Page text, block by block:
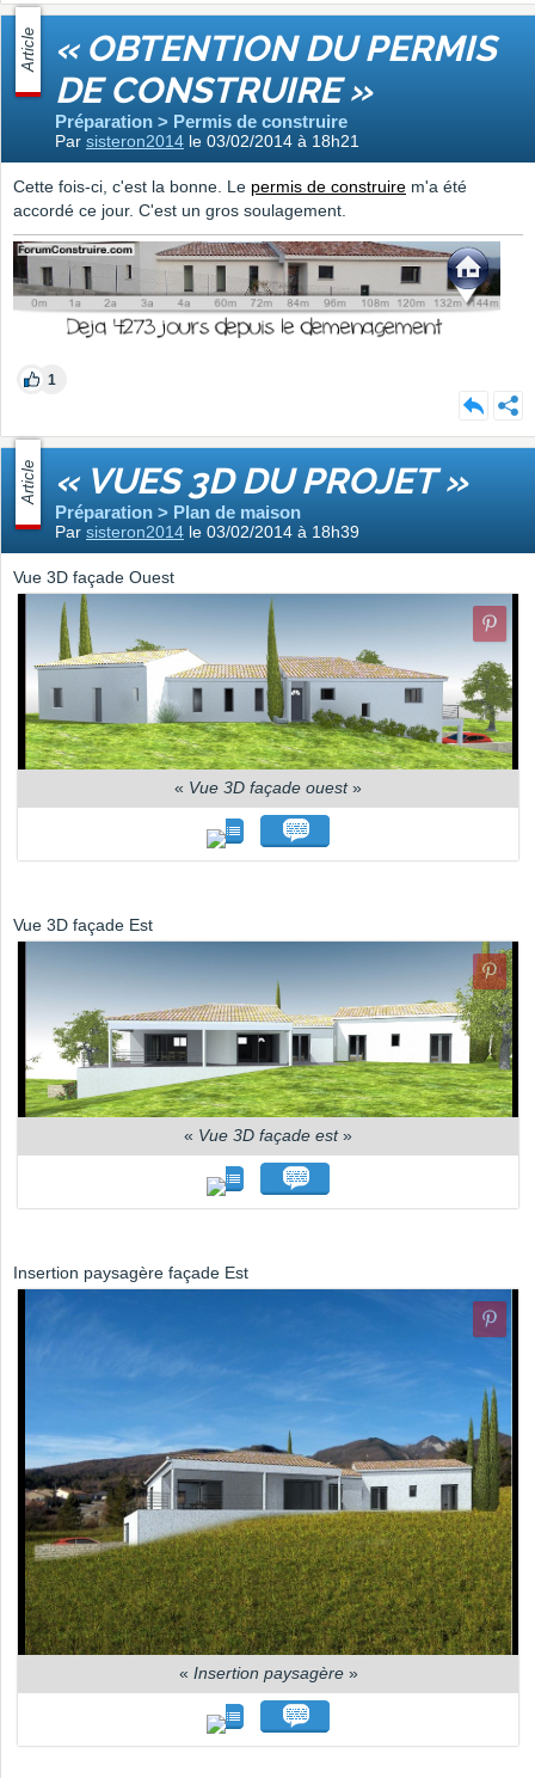
Article « OBTENTION DU PERMIS
DE CONSTRUIRE »
Préparation > Permis de construire
Par sisteron2014 le 03/02/2014 à 18h21
Cette fois-ci, c'est la bonne. Le permis de construire m'a été
accordé ce jour. C'est un gros soulagement.
1
Article « VUES 3D DU PROJET »
Préparation > Plan de maison
Par sisteron2014 le 03/02/2014 à 18h39
Vue 3D façade Ouest
« Vue 3D façade ouest»
Vue 3D façade Est
« Vue 3D façade est»
Insertion paysagère façade Est
« Insertion paysagère»